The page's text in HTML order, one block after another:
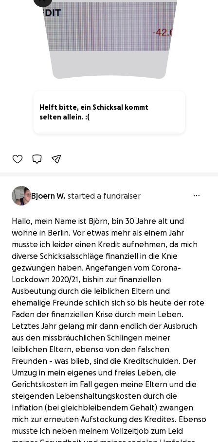
Helft bitte, ein Schicksal kommt
selten allein. :(
Bjoern W. started a fundraiser
Hallo, mein Name ist Björn, bin 30 Jahre alt und
wohne in Berlin. Vor etwas mehr als einem Jahr
musste ich leider einen Kredit aufnehmen, da mich
diverse Schicksalsschläge finanziell in die Knie
gezwungen haben. Angefangen vom Corona-
Lockdown 2020/21, bishin zur finanziellen
Ausbeutung durch die leiblichen Eltern und
ehemalige Freunde schlich sich so bis heute der rote
Faden der finanziellen Krise durch mein Leben.
Letztes Jahr gelang mir dann endlich der Ausbruch
aus den missbräuchlichen Schlingen meiner
leiblichen Eltern, ebenso von den falschen
Freunden - was blieb, sind die Kreditschulden. Der
Umzug in mein eigenes und freies Leben, die
Gerichtskosten im Fall gegen meine Eltern und die
steigenden Lebenshaltungskosten durch die
Inflation (bei gleichbleibendem Gehalt) zwangen
mich zur erneuten Aufstockung des Kredites. Ebenso
musste ich neben meinem Vollzeitjob zum Leid